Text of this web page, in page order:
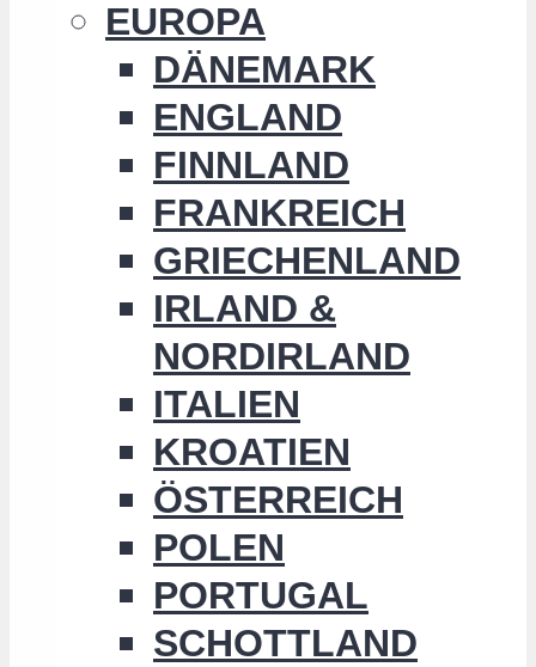
EUROPA
DÄNEMARK
ENGLAND
FINNLAND
FRANKREICH
GRIECHENLAND
IRLAND &
NORDIRLAND
ITALIEN
KROATIEN
ÖSTERREICH
POLEN
PORTUGAL
SCHOTTLAND